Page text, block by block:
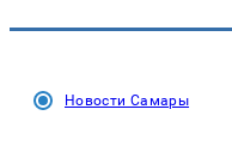
Новости Самары